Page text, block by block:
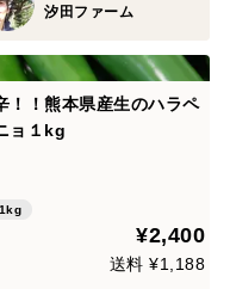
汐田ファーム
！！熊本県産生のハラペ
ョ１kg
¥2,400
送料 ¥1,188